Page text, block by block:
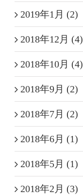
2019年1月 (2)
2018年12月 (4)
2018年10月 (4)
2018年9月 (2)
2018年7月 (2)
2018年6月 (1)
2018年5月 (1)
2018年2月 (3)